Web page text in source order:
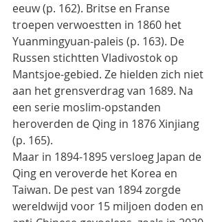
eeuw (p. 162). Britse en Franse
troepen verwoestten in 1860 het
Yuanmingyuan-paleis (p. 163). De
Russen stichtten Vladivostok op
Mantsjoe-gebied. Ze hielden zich niet
aan het grensverdrag van 1689. Na
een serie moslim-opstanden
heroverden de Qing in 1876 Xinjiang
(p. 165).
Maar in 1894-1895 versloeg Japan de
Qing en veroverde het Korea en
Taiwan. De pest van 1894 zorgde
wereldwijd voor 15 miljoen doden en